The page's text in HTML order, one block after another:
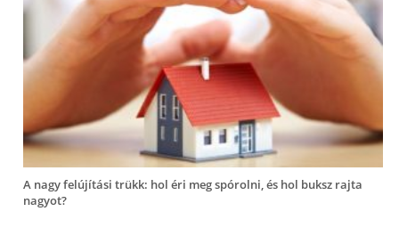
A nagy felújítási trükk: hol éri meg spórolni, és hol buksz rajta
nagyot?